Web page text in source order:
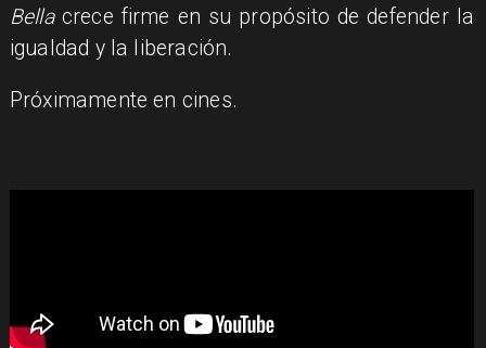
Bella crece firme en su propósito de defender la
igualdad y la liberación.
Próximamente en cines.